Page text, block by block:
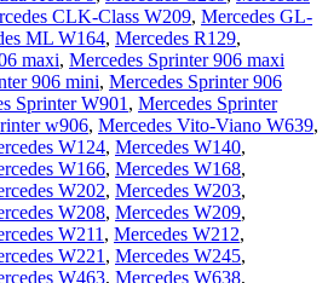
CLK-Class W209, Mercedes GL-
ML W164, Mercedes R129,
maxi, Mercedes Sprinter 906 maxi
906 mini, Mercedes Sprinter 906
Sprinter W901 , Mercedes Sprinter
w906, Mercedes Vito-Viano W639,
W124, Mercedes W140,
W166, Mercedes W168,
W202, Mercedes W203,
W208, Mercedes W209,
W211 , Mercedes W212,
W221 , Mercedes W245,
W463, Mercedes W638,